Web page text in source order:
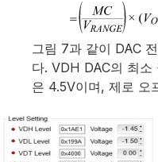
그림 7과 같이 DAC
다. VDH DAC의 최
은 4.5V이며, 제로 오